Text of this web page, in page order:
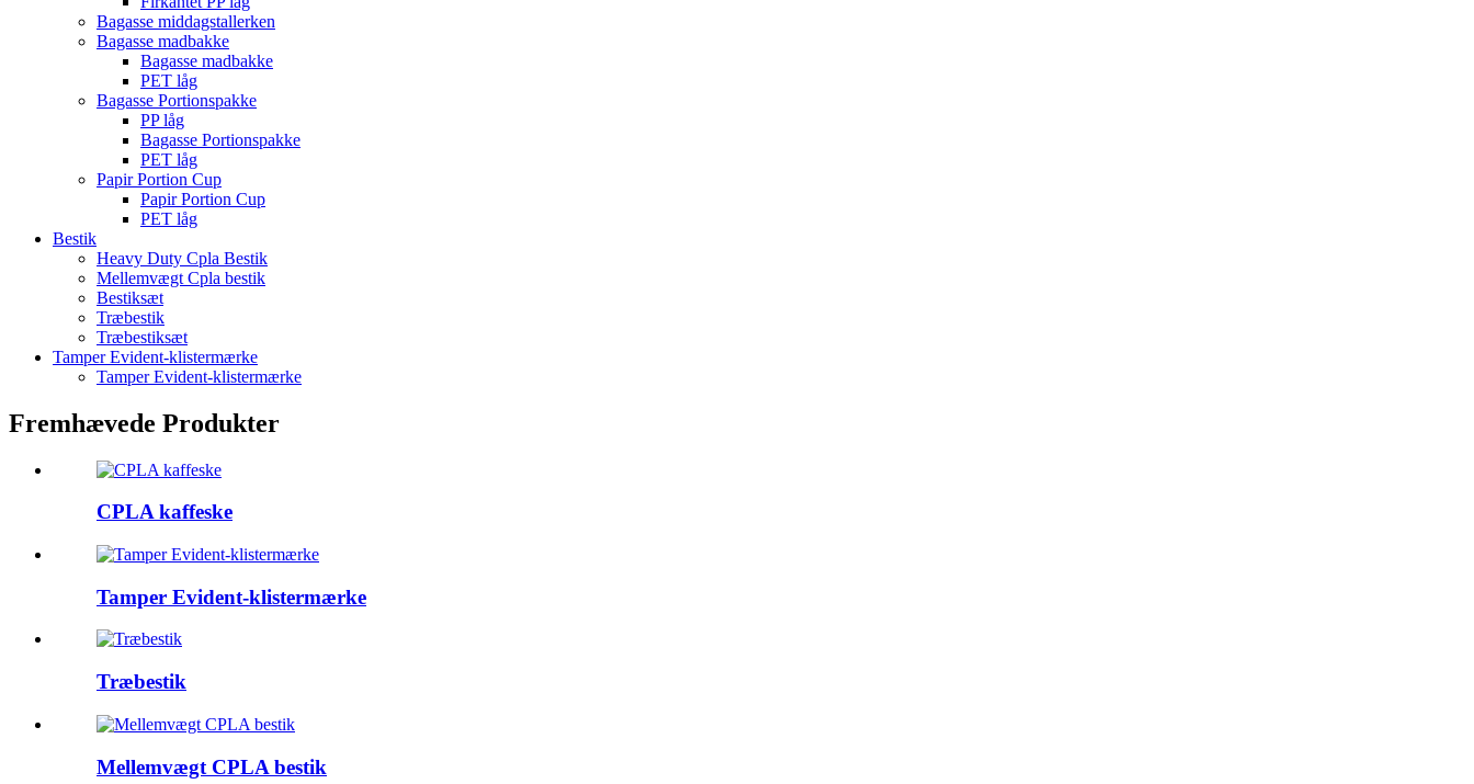
Bagasse middagstallerken
Bagasse madbakke
Bagasse madbakke
PET låg
Bagasse Portionspakke
PP låg
Bagasse Portionspakke
PET låg
Papir Portion Cup
Papir Portion Cup
PET låg
Bestik
Heavy Duty Cpla Bestik
Mellemvægt Cpla bestik
Bestiksæt
Træbestik
Træbestiksæt
Tamper Evident-klistermærke
Tamper Evident-klistermærke
Fremhævede Produkter
CPLA kaffeske
Tamper Evident-klistermærke
Træbestik
Mellemvægt CPLA bestik